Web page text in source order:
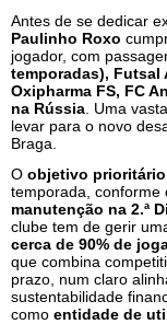
Antes de se dedicar
Paulinho Roxo
jogador, com
temporadas), Futsal
Oxipharma FS, FC
na Rússia . Uma
levar para o novo
Braga.
O objetivo prioritário
temporada, conforme
manutenção na 2.ª
clube tem de gerir
cerca de 90% de
que combina
prazo, num claro
sustentabilidade
como entidade de